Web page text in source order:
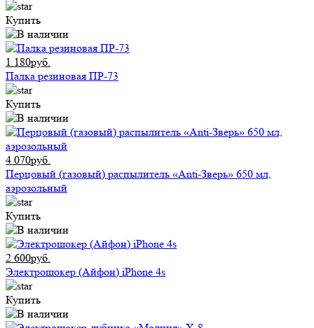
Купить
1 180руб.
Палка резиновая ПР-73
Купить
4 070руб.
Перцовый (газовый) распылитель «Anti-Зверь» 650 мл,
аэрозольный
Купить
2 600руб.
Электрошокер (Айфон) iPhone 4s
Купить